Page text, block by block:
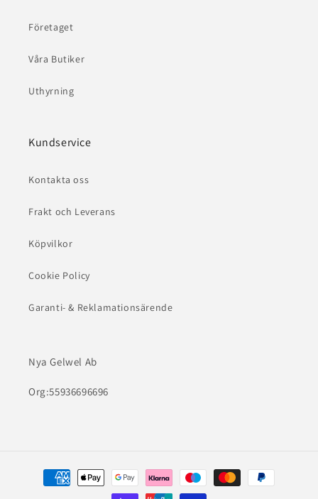
Företaget
Våra Butiker
Uthyrning
Kundservice
Kontakta oss
Frakt och Leverans
Köpvilkor
Cookie Policy
Garanti- & Reklamationsärende
Nya Gelwel Ab
Org:55936696696
Betalningsmetoder